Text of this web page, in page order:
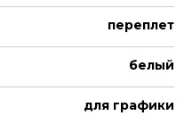
переплет
белый
для графики